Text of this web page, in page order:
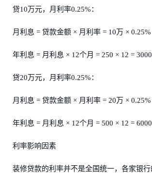
贷10万元，月利率0.25%：
月利息 = 贷款金额 × 月利率 = 10万 ×
年利息 = 月利息 × 12个月 = 250 × 12 =
贷20万元，月利率0.25%：
月利息 = 贷款金额 × 月利率 = 20万 ×
年利息 = 月利息 × 12个月 = 500 × 12 =
利率影响因素
装修贷款的利率并不是全国统一，各家银